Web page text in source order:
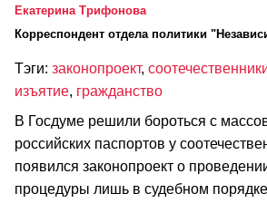
Екатерина Трифонова
Корреспондент отдела политики
Тэги: законопроект,
изъятие, гражданство
В Госдуме решили бороться с
российских паспортов у
появился законопроект о
процедуры лишь в судебном